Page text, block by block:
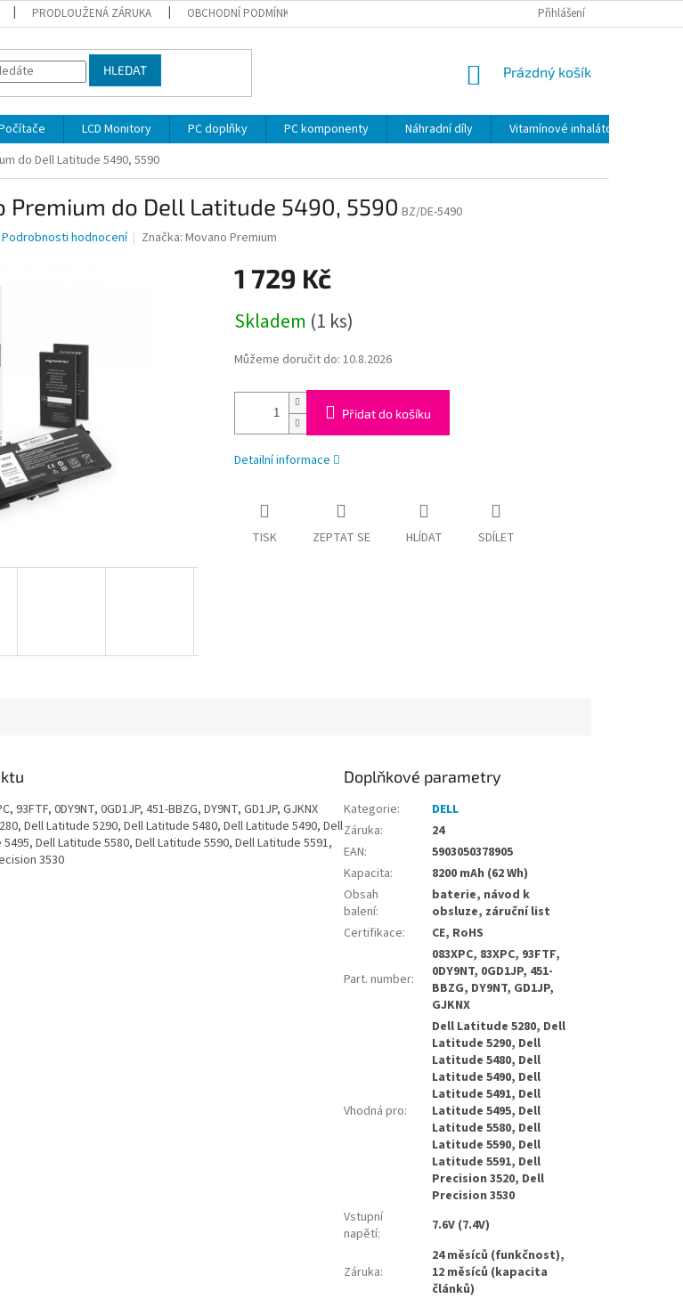
PRODLOUŽENÁ ZÁRUKA OBCHODNÍ PODMÍNKY VRÁCENÍ ZBOŽÍ VE 14
Přihlášení
HLEDAT
NÁKUPNÍ
Prázdný košík
LCD Monitory PC doplňky PC komponenty Náhradní díly
Vitamínové inhalátory
do Dell Latitude 5490, 5590
Premium do Dell Latitude 5490, 5590 BZ/DE-5490
Podrobnosti hodnocení Značka:Movano Premium
1 729 Kč
cena:
Skladem (1 ks)
Můžeme doručit do: 10.8.2026
Přidat do košíku
Detailní informace
TISK ZEPTAT SE HLÍDAT SDÍLET
93FTF, 0DY9NT, 0GD1JP, 451-BBZG, DY9NT, GD1JP, GJKNX
Dell Latitude 5290, Dell Latitude 5480, Dell Latitude 5490, Dell
Dell Latitude 5580, Dell Latitude 5590, Dell Latitude 5591,
3530
Doplňkové parametry
Kategorie:
DELL
Záruka:
24
EAN:
5903050378905
Kapacita:
8200 mAh (62 Wh)
Obsah
balení:
baterie, návod k
obsluze, záruční list
Certifikace: CE, RoHS
Part. number:
083XPC, 83XPC, 93FTF,
0DY9NT, 0GD1JP, 451-
BBZG, DY9NT, GD1JP,
GJKNX
Vhodná pro:
Dell Latitude 5280, Dell
Latitude 5290, Dell
Latitude 5480, Dell
Latitude 5490, Dell
Latitude 5491, Dell
Latitude 5495, Dell
Latitude 5580, Dell
Latitude 5590, Dell
Latitude 5591, Dell
Precision 3520, Dell
Precision 3530
Vstupní
napětí: 7.6V (7.4V)
Záruka:
24 měsíců (funkčnost),
12 měsíců (kapacita
článků)